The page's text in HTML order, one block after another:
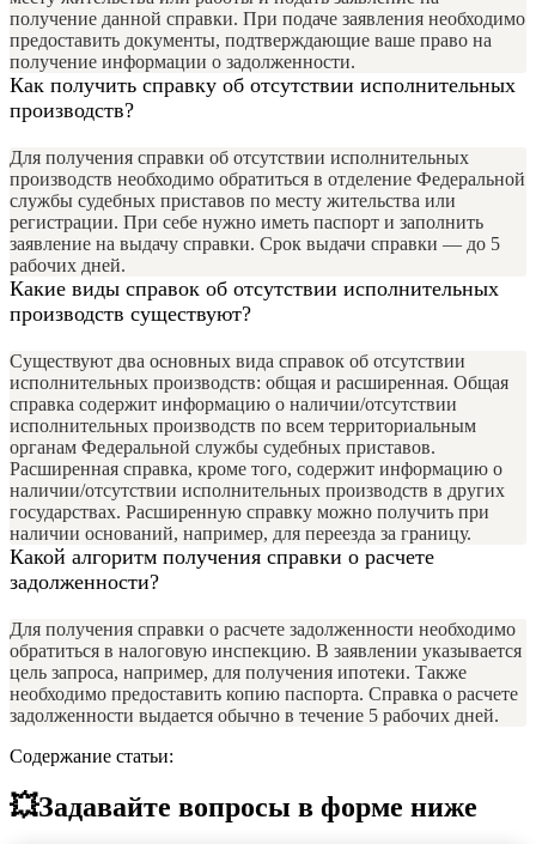
получение данной справки. При подаче заявления необходимо
предоставить документы, подтверждающие ваше право на
получение информации о задолженности.
Как получить справку об отсутствии исполнительных
производств?
Для получения справки об отсутствии исполнительных
производств необходимо обратиться в отделение Федеральной
службы судебных приставов по месту жительства или
регистрации. При себе нужно иметь паспорт и заполнить
заявление на выдачу справки. Срок выдачи справки — до 5
рабочих дней.
Какие виды справок об отсутствии исполнительных
производств существуют?
Существуют два основных вида справок об отсутствии
исполнительных производств: общая и расширенная. Общая
справка содержит информацию о наличии/отсутствии
исполнительных производств по всем территориальным
органам Федеральной службы судебных приставов.
Расширенная справка, кроме того, содержит информацию о
наличии/отсутствии исполнительных производств в других
государствах. Расширенную справку можно получить при
наличии оснований, например, для переезда за границу.
Какой алгоритм получения справки о расчете
задолженности?
Для получения справки о расчете задолженности необходимо
обратиться в налоговую инспекцию. В заявлении указывается
цель запроса, например, для получения ипотеки. Также
необходимо предоставить копию паспорта. Справка о расчете
задолженности выдается обычно в течение 5 рабочих дней.
Содержание статьи:
💥Задавайте вопросы в форме ниже